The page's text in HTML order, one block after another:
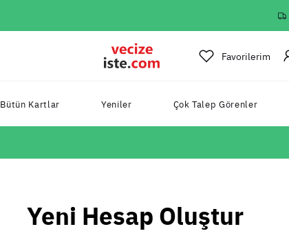
Favorilerim
Bütün Kartlar Yeniler Çok Talep Görenler
Yeni Hesap Oluştur